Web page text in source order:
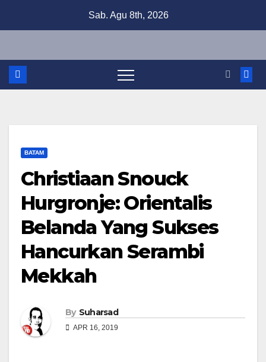
Sab. Agu 8th, 2026
BATAM
Christiaan Snouck
Hurgronje: Orientalis
Belanda Yang Sukses
Hancurkan Serambi
Mekkah
By Suharsad
APR 16, 2019